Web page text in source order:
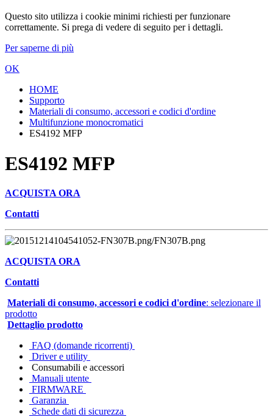
Questo sito utilizza i cookie minimi richiesti per funzionare
correttamente. Si prega di vedere di seguito per i dettagli.
Per saperne di più
OK
HOME
Supporto
Materiali di consumo, accessori e codici d'ordine
Multifunzione monocromatici
ES4192 MFP
ES4192 MFP
ACQUISTA ORA
Contatti
ACQUISTA ORA
Contatti
Materiali di consumo, accessori e codici d'ordine: selezionare il
prodotto
Dettaglio prodotto
FAQ (domande ricorrenti)
Driver e utility
Consumabili e accessori
Manuali utente
FIRMWARE
Garanzia
Schede dati di sicurezza